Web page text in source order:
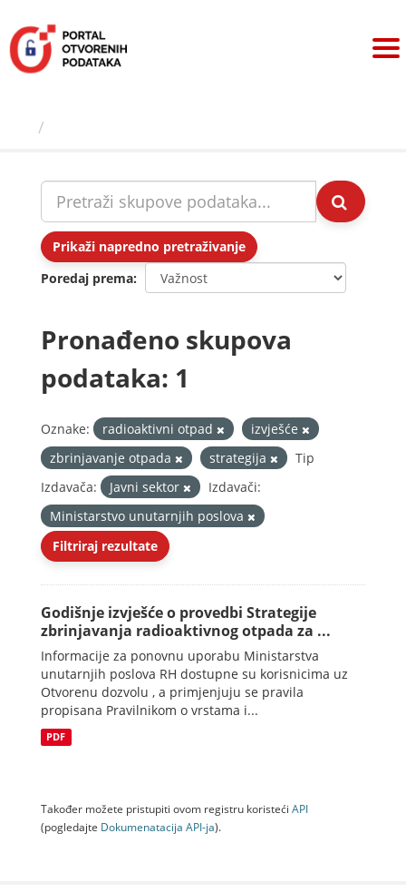
sadržaj
Prikaži napredno pretraživanje
Poredaj prema
Pronađeno skupova
podataka: 1
Oznake: radioaktivni otpad
izvješće
zbrinjavanje otpada
strategija
Tip
Izdavača:
Javni sektor
Izdavači:
Ministarstvo unutarnjih poslova
Filtriraj rezultate
Godišnje izvješće o provedbi Strategije
zbrinjavanja radioaktivnog otpada za ...
Informacije za ponovnu uporabu Ministarstva
unutarnjih poslova RH dostupne su korisnicima uz
Otvorenu dozvolu , a primjenjuju se pravila
propisana Pravilnikom o vrstama i...
PDF
Također možete pristupiti ovom registru koristeći API
(pogledajte Dokumenаtаcijа API-jа).